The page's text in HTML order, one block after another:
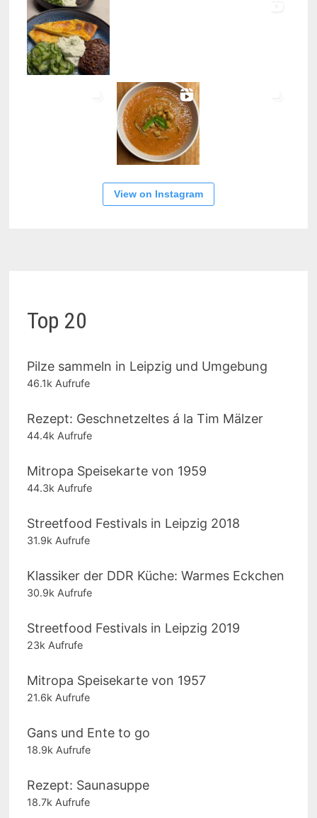
View on Instagram
Top 20
Pilze sammeln in Leipzig und Umgebung
46.1k Aufrufe
Rezept: Geschnetzeltes á la Tim Mälzer
44.4k Aufrufe
Mitropa Speisekarte von 1959
44.3k Aufrufe
Streetfood Festivals in Leipzig 2018
31.9k Aufrufe
Klassiker der DDR Küche: Warmes Eckchen
30.9k Aufrufe
Streetfood Festivals in Leipzig 2019
23k Aufrufe
Mitropa Speisekarte von 1957
21.6k Aufrufe
Gans und Ente to go
18.9k Aufrufe
Rezept: Saunasuppe
18.7k Aufrufe